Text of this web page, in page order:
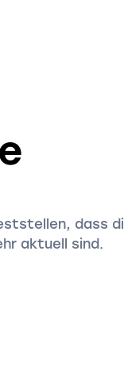
dass
aktuell sind.